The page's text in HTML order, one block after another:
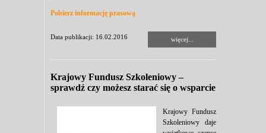
Pobierz informację prasową
Data publikacji: 16.02.2016 więcej...
Krajowy Fundusz Szkoleniowy –
sprawdź czy możesz starać się o wsparcie
Krajowy Fundusz
Szkoleniowy daje